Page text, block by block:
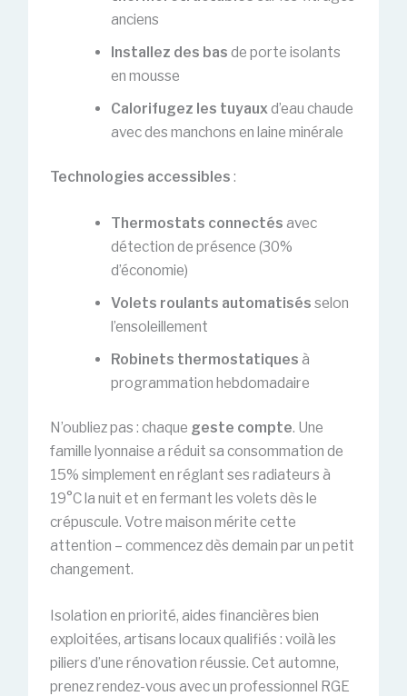
anciens
Installez des bas de porte isolants
en mousse
Calorifugez les tuyaux d’eau chaude
avec des manchons en laine minérale
Technologies accessibles :
Thermostats connectés avec
détection de présence (30%
d’économie)
Volets roulants automatisés selon
l’ensoleillement
Robinets thermostatiques à
programmation hebdomadaire
N’oubliez pas : chaque geste compte. Une
famille lyonnaise a réduit sa consommation de
15% simplement en réglant ses radiateurs à
19°C la nuit et en fermant les volets dès le
crépuscule. Votre maison mérite cette
attention – commencez dès demain par un petit
changement.
Isolation en priorité, aides financières bien
exploitées, artisans locaux qualifiés : voilà les
piliers d’une rénovation réussie. Cet automne,
prenez rendez-vous avec un professionnel RGE